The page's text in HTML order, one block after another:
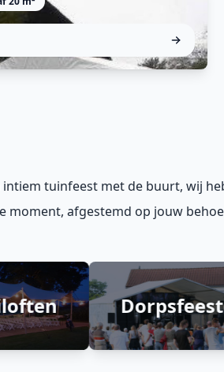
en ideaal voor
BBQ's, fairs en meer!
tuinfeest met de buurt, wij
moment, afgestemd op jouw
Dorpsfeesten